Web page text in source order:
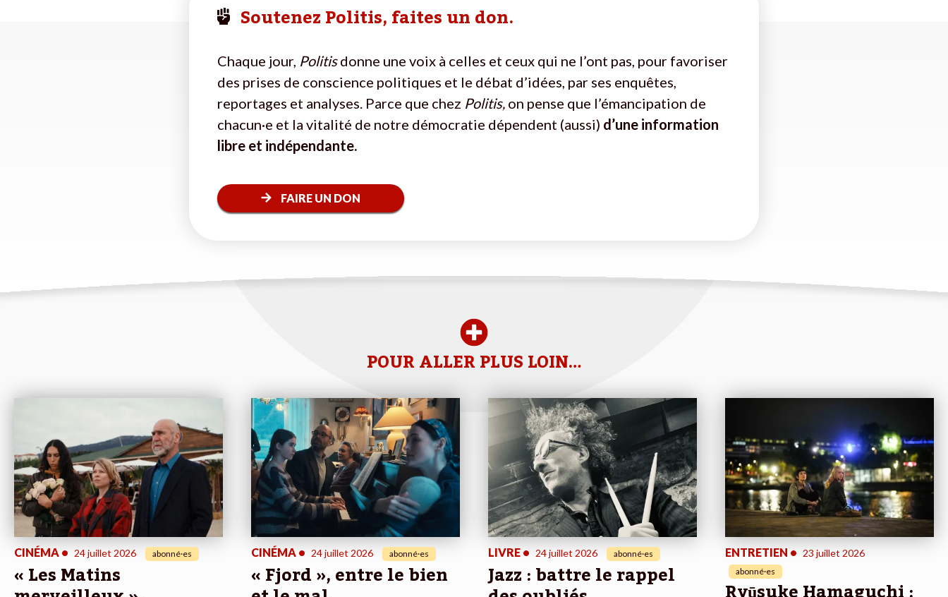
Soutenez Politis, faites un don.
Chaque jour, Politisdonne une voix à celles et ceux qui ne l’ont pas, pour favoriser
des prises de conscience politiques et le débat d’idées, par ses enquêtes,
reportages et analyses. Parce que chez Politis, on pense que l’émancipation de
chacun·e et la vitalité de notre démocratie dépendent (aussi) d’une information
libre et indépendante.
FAIRE UN DON
POUR ALLER PLUS LOIN…
CINÉMA • 24 juillet 2026 abonné·es
« Les Matins
CINÉMA • 24 juillet 2026 abonné·es
« Fjord », entre le bien
LIVRE • 24 juillet 2026 abonné·es
Jazz : battre le rappel
ENTRETIEN • 23 juillet 2026
abonné·es